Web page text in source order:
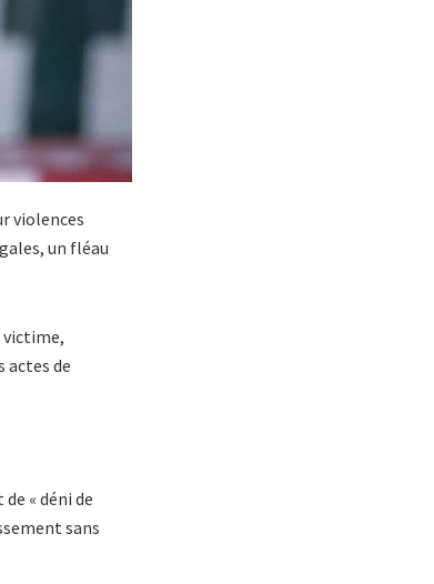
violences
un fléau
victime,
actes de
« déni de
sans